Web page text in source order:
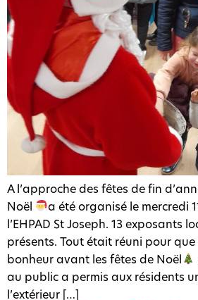
A l’approche des fêtes de fin
Noël
a été organisé le mercredi
l’EHPAD St Joseph. 13 exposants
présents. Tout était réuni pour
bonheur avant les fêtes de Noël
au public a permis aux résidents
l’extérieur […]